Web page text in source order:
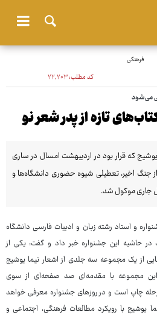
فرهنگی
کد مطلب:۲۲٬۲۰۳
می‌شود
تازه از پدر شعر نو
که قرار بود در اردیبهشت امسال در ساری
جنگ اخیر، تعطیلی شیوه حضوری دانشگاه‌ها و
جاری موکول شد.
و استاد رشته زبان و ادبیات فارسی دانشگاه
در حاشیه این جشنواره خبر داد و گفت: یکی از
از یک مجموعه سه جلدی از اشعار نیما یوشیج
مجموعه با مقدمه‌ای صد صفحه‌ای از سوی
چاپ است و در روزهای جشنواره معرفی خواهد
یوشیج با رویکرد مطالعات فرهنگی، اجتماعی و